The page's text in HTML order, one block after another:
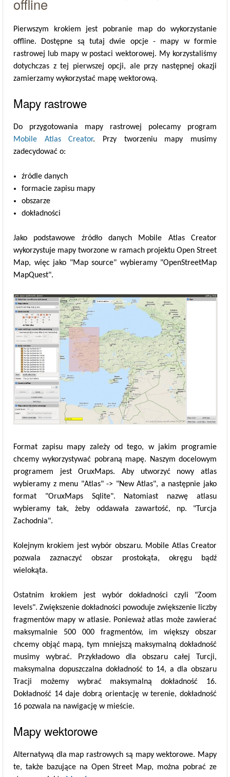
offline
Pierwszym krokiem jest pobranie map do wykorzystanie
offline. Dostępne są tutaj dwie opcje - mapy w formie
rastrowej lub mapy w postaci wektorowej. My korzystaliśmy
dotychczas z tej pierwszej opcji, ale przy następnej okazji
zamierzamy wykorzystać mapę wektorową.
Mapy rastrowe
Do przygotowania mapy rastrowej polecamy program
Mobile Atlas Creator. Przy tworzeniu mapy musimy
zadecydować o:
źródle danych
formacie zapisu mapy
obszarze
dokładności
Jako podstawowe źródło danych Mobile Atlas Creator
wykorzystuje mapy tworzone w ramach projektu Open Street
Map, więc jako "Map source" wybieramy "OpenStreetMap
MapQuest".
Format zapisu mapy zależy od tego, w jakim programie
chcemy wykorzystywać pobraną mapę. Naszym docelowym
programem jest OruxMaps. Aby utworzyć nowy atlas
wybieramy z menu "Atlas" -> "New Atlas", a następnie jako
format "OruxMaps Sqlite". Natomiast nazwę atlasu
wybieramy tak, żeby oddawała zawartość, np. "Turcja
Zachodnia".
Kolejnym krokiem jest wybór obszaru. Mobile Atlas Creator
pozwala zaznaczyć obszar prostokąta, okręgu bądź
wielokąta.
Ostatnim krokiem jest wybór dokładności czyli "Zoom
levels". Zwiększenie dokładności powoduje zwiększenie liczby
fragmentów mapy w atlasie. Ponieważ atlas może zawierać
maksymalnie 500 000 fragmentów, im większy obszar
chcemy objąć mapą, tym mniejszą maksymalną dokładność
musimy wybrać. Przykładowo dla obszaru całej Turcji,
maksymalna dopuszczalna dokładność to 14, a dla obszaru
Tracji możemy wybrać maksymalną dokładność 16.
Dokładność 14 daje dobrą orientację w terenie, dokładność
16 pozwala na nawigację w mieście.
Mapy wektorowe
Alternatywą dla map rastrowych są mapy wektorowe. Mapy
te, także bazujące na Open Street Map, można pobrać ze